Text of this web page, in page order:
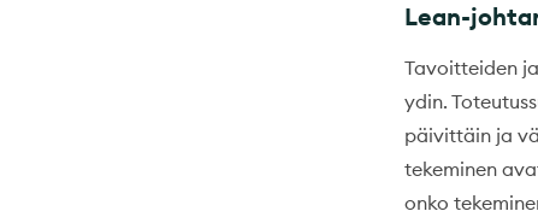
Lean-
Tavoitteiden
ydin.
päivittäin ja
tekeminen
onko